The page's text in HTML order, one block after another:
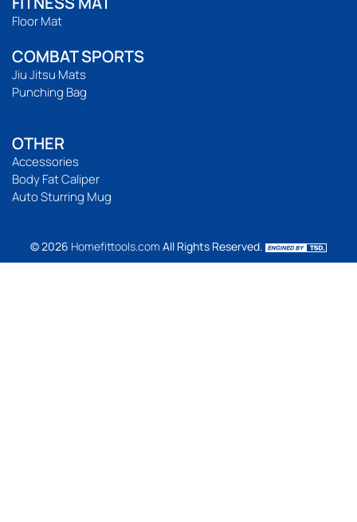
Floor Mat
COMBAT SPORTS
Jiu Jitsu Mats
Punching Bag
OTHER
Accessories
Body Fat Caliper
Auto Sturring Mug
© 2026 Homefittools.com All Rights Reserved.